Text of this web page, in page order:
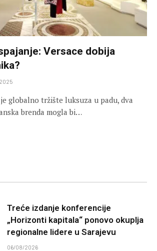
Versace dobija
globalno tržište luksuza u padu, dva
brenda mogla bi…
Treće izdanje konferencije
„Horizonti kapitala“ ponovo okuplja
regionalne lidere u Sarajevu
06/08/2026